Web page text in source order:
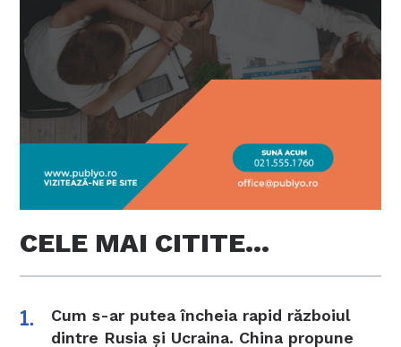
CELE MAI CITITE…
Cum s-ar putea încheia rapid războiul
dintre Rusia și Ucraina. China propune